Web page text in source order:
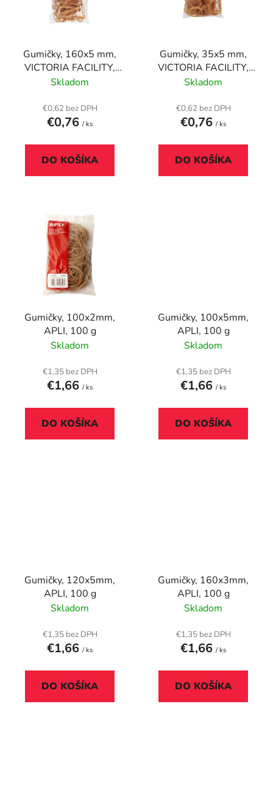
Gumičky, 160x5 mm,
VICTORIA FACILITY,
100 g, prírodná
Skladom
€0,62 bez DPH
€0,76 / ks
DO KOŠÍKA
Gumičky, 35x5 mm,
VICTORIA FACILITY,
100 g, prírodná
Skladom
€0,62 bez DPH
€0,76 / ks
DO KOŠÍKA
Gumičky, 100x2mm,
APLI, 100 g
Skladom
€1,35 bez DPH
€1,66 / ks
DO KOŠÍKA
Gumičky, 100x5mm,
APLI, 100 g
Skladom
€1,35 bez DPH
€1,66 / ks
DO KOŠÍKA
Gumičky, 120x5mm,
APLI, 100 g
Skladom
€1,35 bez DPH
€1,66 / ks
DO KOŠÍKA
Gumičky, 160x3mm,
APLI, 100 g
Skladom
€1,35 bez DPH
€1,66 / ks
DO KOŠÍKA